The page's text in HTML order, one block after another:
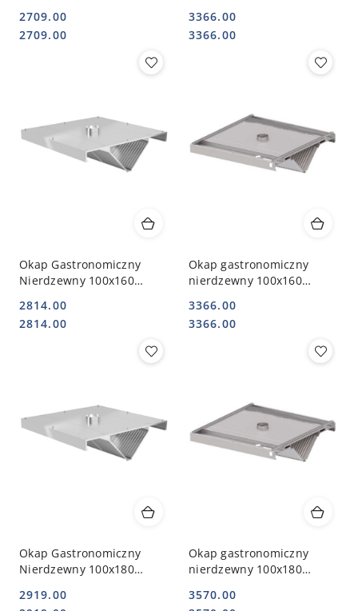
750_100x150
Cena:
2709.00
Cena:
2709.00
STALGAST
Cena:
3366.00
Cena:
3366.00
Okap Gastronomiczny
Nierdzewny 100x160
750_100x160
Cena:
2814.00
Cena:
2814.00
Okap gastronomiczny
nierdzewny 100x160
STALGAST
Cena:
3366.00
Cena:
3366.00
Okap Gastronomiczny
Nierdzewny 100x180
750_100x180
2919.00
Okap gastronomiczny
nierdzewny 100x180
STALGAST
3570.00